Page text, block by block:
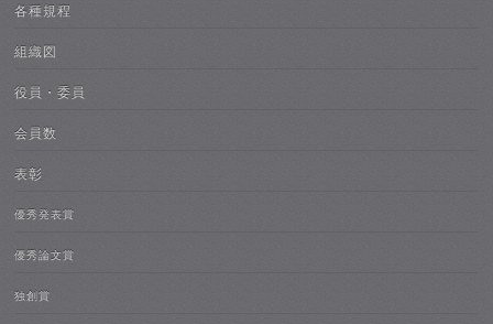
各種規程
組織図
役員・委員
会員数
表彰
優秀発表賞
優秀論文賞
独創賞